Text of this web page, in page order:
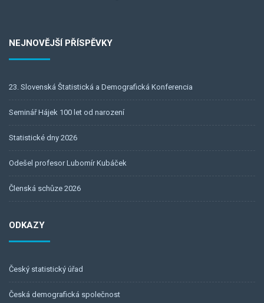
NEJNOVĚJŠÍ PŘÍSPĚVKY
23. Slovenská Štatistická a Demografická Konferencia
Seminář Hájek 100 let od narození
Statistické dny 2026
Odešel profesor Lubomír Kubáček
Členská schůze 2026
ODKAZY
Český statistický úřad
Česká demografická společnost